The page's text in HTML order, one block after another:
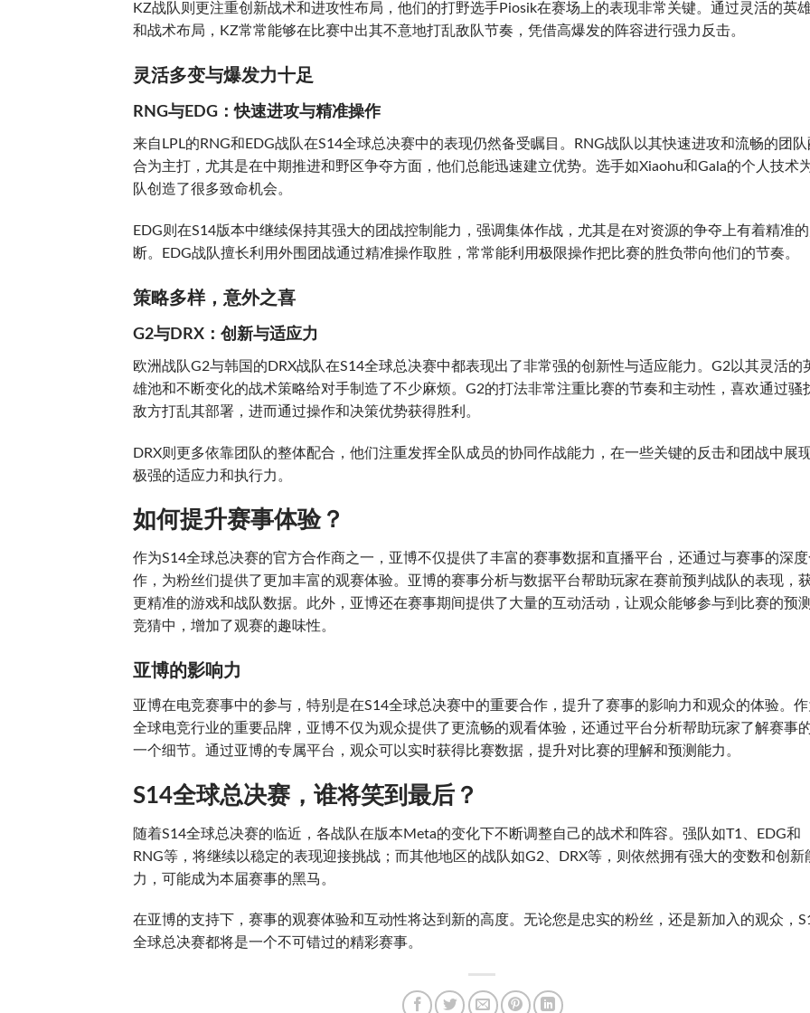
KZ战队则更注重创新战术和进攻性布局，他们的打野选手Piosik在赛场上的表现非常关键。通过灵活的英
和战术布局，KZ常常能够在比赛中出其不意地打乱敌队节奏，凭借高爆发的阵容进行强力反击。
灵活多变与爆发力十足
RNG与EDG：快速进攻与精准操作
来自LPL的RNG和EDG战队在S14全球总决赛中的表现仍然备受瞩目。RNG战队以其快速进攻和流畅的团队
合为主打，尤其是在中期推进和野区争夺方面，他们总能迅速建立优势。选手如Xiaohu和Gala的个人技术
队创造了很多致命机会。
EDG则在S14版本中继续保持其强大的团战控制能力，强调集体作战，尤其是在对资源的争夺上有着精准
断。EDG战队擅长利用外围团战通过精准操作取胜，常常能利用极限操作把比赛的胜负带向他们的节奏。
策略多样，意外之喜
G2与DRX：创新与适应力
欧洲战队G2与韩国的DRX战队在S14全球总决赛中都表现出了非常强的创新性与适应能力。G2以其灵活的
雄池和不断变化的战术策略给对手制造了不少麻烦。G2的打法非常注重比赛的节奏和主动性，喜欢通过骚
敌方打乱其部署，进而通过操作和决策优势获得胜利。
DRX则更多依靠团队的整体配合，他们注重发挥全队成员的协同作战能力，在一些关键的反击和团战中展
极强的适应力和执行力。
如何提升赛事体验？
作为S14全球总决赛的官方合作商之一，亚博不仅提供了丰富的赛事数据和直播平台，还通过与赛事的深
作，为粉丝们提供了更加丰富的观赛体验。亚博的赛事分析与数据平台帮助玩家在赛前预判战队的表现，
更精准的游戏和战队数据。此外，亚博还在赛事期间提供了大量的互动活动，让观众能够参与到比赛的预
竞猜中，增加了观赛的趣味性。
亚博的影响力
亚博在电竞赛事中的参与，特别是在S14全球总决赛中的重要合作，提升了赛事的影响力和观众的体验。
全球电竞行业的重要品牌，亚博不仅为观众提供了更流畅的观看体验，还通过平台分析帮助玩家了解赛事
一个细节。通过亚博的专属平台，观众可以实时获得比赛数据，提升对比赛的理解和预测能力。
S14全球总决赛，谁将笑到最后？
随着S14全球总决赛的临近，各战队在版本Meta的变化下不断调整自己的战术和阵容。强队如T1、EDG和
RNG等，将继续以稳定的表现迎接挑战；而其他地区的战队如G2、DRX等，则依然拥有强大的变数和创新
力，可能成为本届赛事的黑马。
在亚博的支持下，赛事的观赛体验和互动性将达到新的高度。无论您是忠实的粉丝，还是新加入的观众，
全球总决赛都将是一个不可错过的精彩赛事。